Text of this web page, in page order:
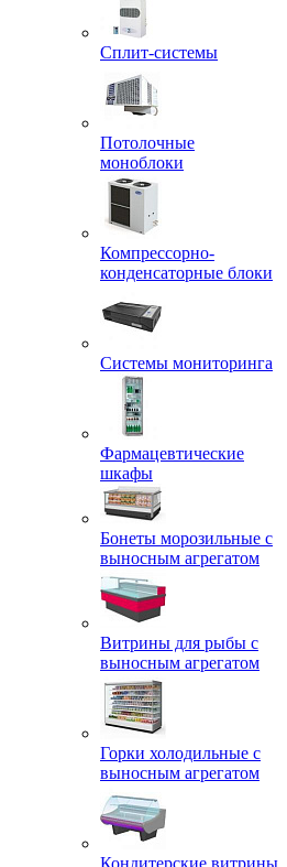
Сплит-системы
Потолочные
моноблоки
Компрессорно-
конденсаторные блоки
Системы мониторинга
Фармацевтические
шкафы
Бонеты морозильные с
выносным агрегатом
Витрины для рыбы с
выносным агрегатом
Горки холодильные с
выносным агрегатом
Кондитерские витрины